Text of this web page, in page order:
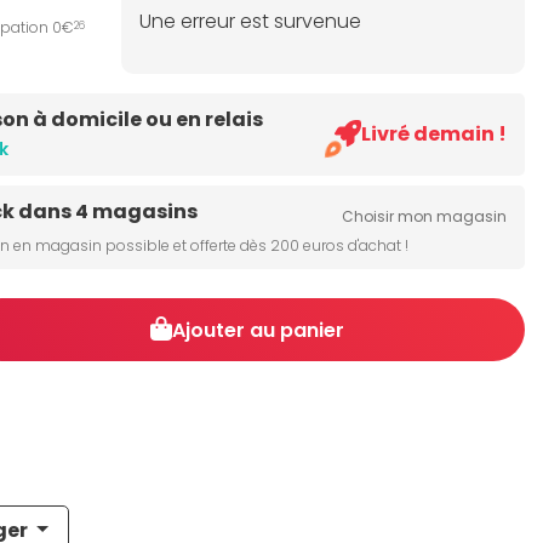
0€26
Une erreur est survenue
à domicile ou en relais
Livré demain !
dans 4 magasins
Choisir mon magasin
en magasin possible et offerte dès 200 euros d'achat !
Ajouter au panier